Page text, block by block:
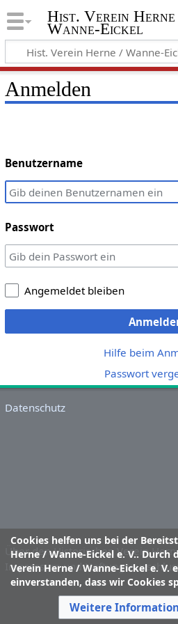
Hist. Verein Herne
Wanne-Eickel
Anmelden
Benutzername
Passwort
Angemeldet bleiben
Hilfe beim
Passwort
Cookies helfen uns bei der
Herne / Wanne-Eickel e. V..
Verein Herne / Wanne-Eickel e.
einverstanden, dass wir Cookies
Weitere
Datenschutz
Über den Historischen Verein
Impressum und